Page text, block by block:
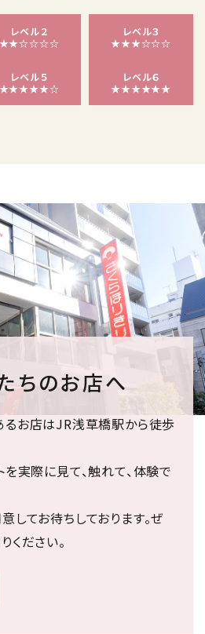
レベル２
★★☆☆☆☆
レベル３
★★★☆☆☆
レベル５
★★★★★☆
レベル６
★★★★★★
ちのお店へ
るお店はJR浅草橋駅から徒歩
を実際に見て、触れて、体験で
してお待ちしております。ぜ
ください。